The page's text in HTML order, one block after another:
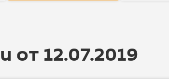
от 12.07.2019